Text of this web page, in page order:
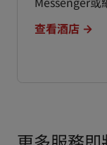
查看酒店